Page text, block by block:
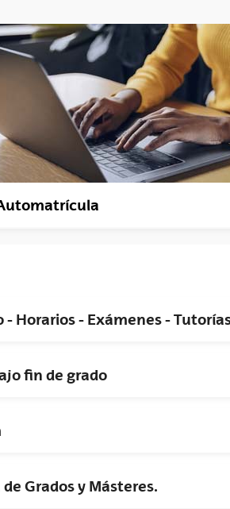
- Horarios - Exámenes -
fin de grado
Grados y Másteres.